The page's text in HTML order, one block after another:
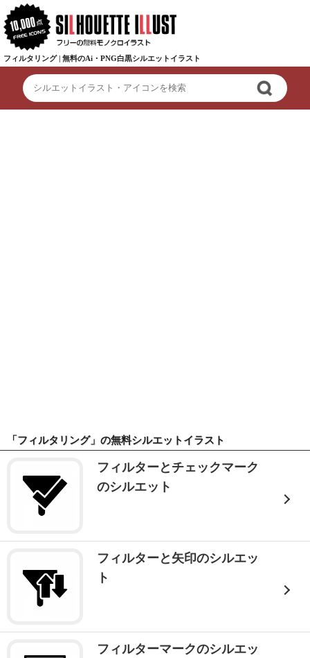
フィルタリング | 無料のAi・PNG白黒シルエットイラスト
「フィルタリング」の無料シルエットイラスト
フィルターとチェックマーク
のシルエット
フィルターと矢印のシルエッ
ト
フィルターマークのシルエッ